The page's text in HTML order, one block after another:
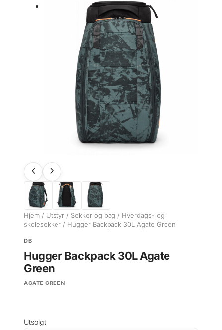
Hjem / Utstyr / Sekker og bag / Hverdags- og
skolesekker / Hugger Backpack 30L Agate Green
DB
Hugger Backpack 30L Agate
Green
AGATE GREEN
Utsolgt